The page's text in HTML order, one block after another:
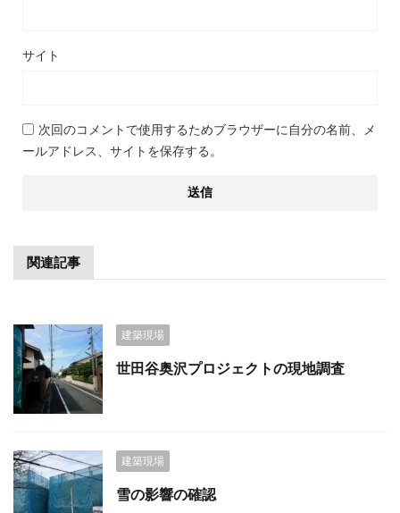
サイト
次回のコメントで使用するためブラウザーに自分の名前、メ
ールアドレス、サイトを保存する。
関連記事
建築現場
世田谷奥沢プロジェクトの現地調査
建築現場
雪の影響の確認